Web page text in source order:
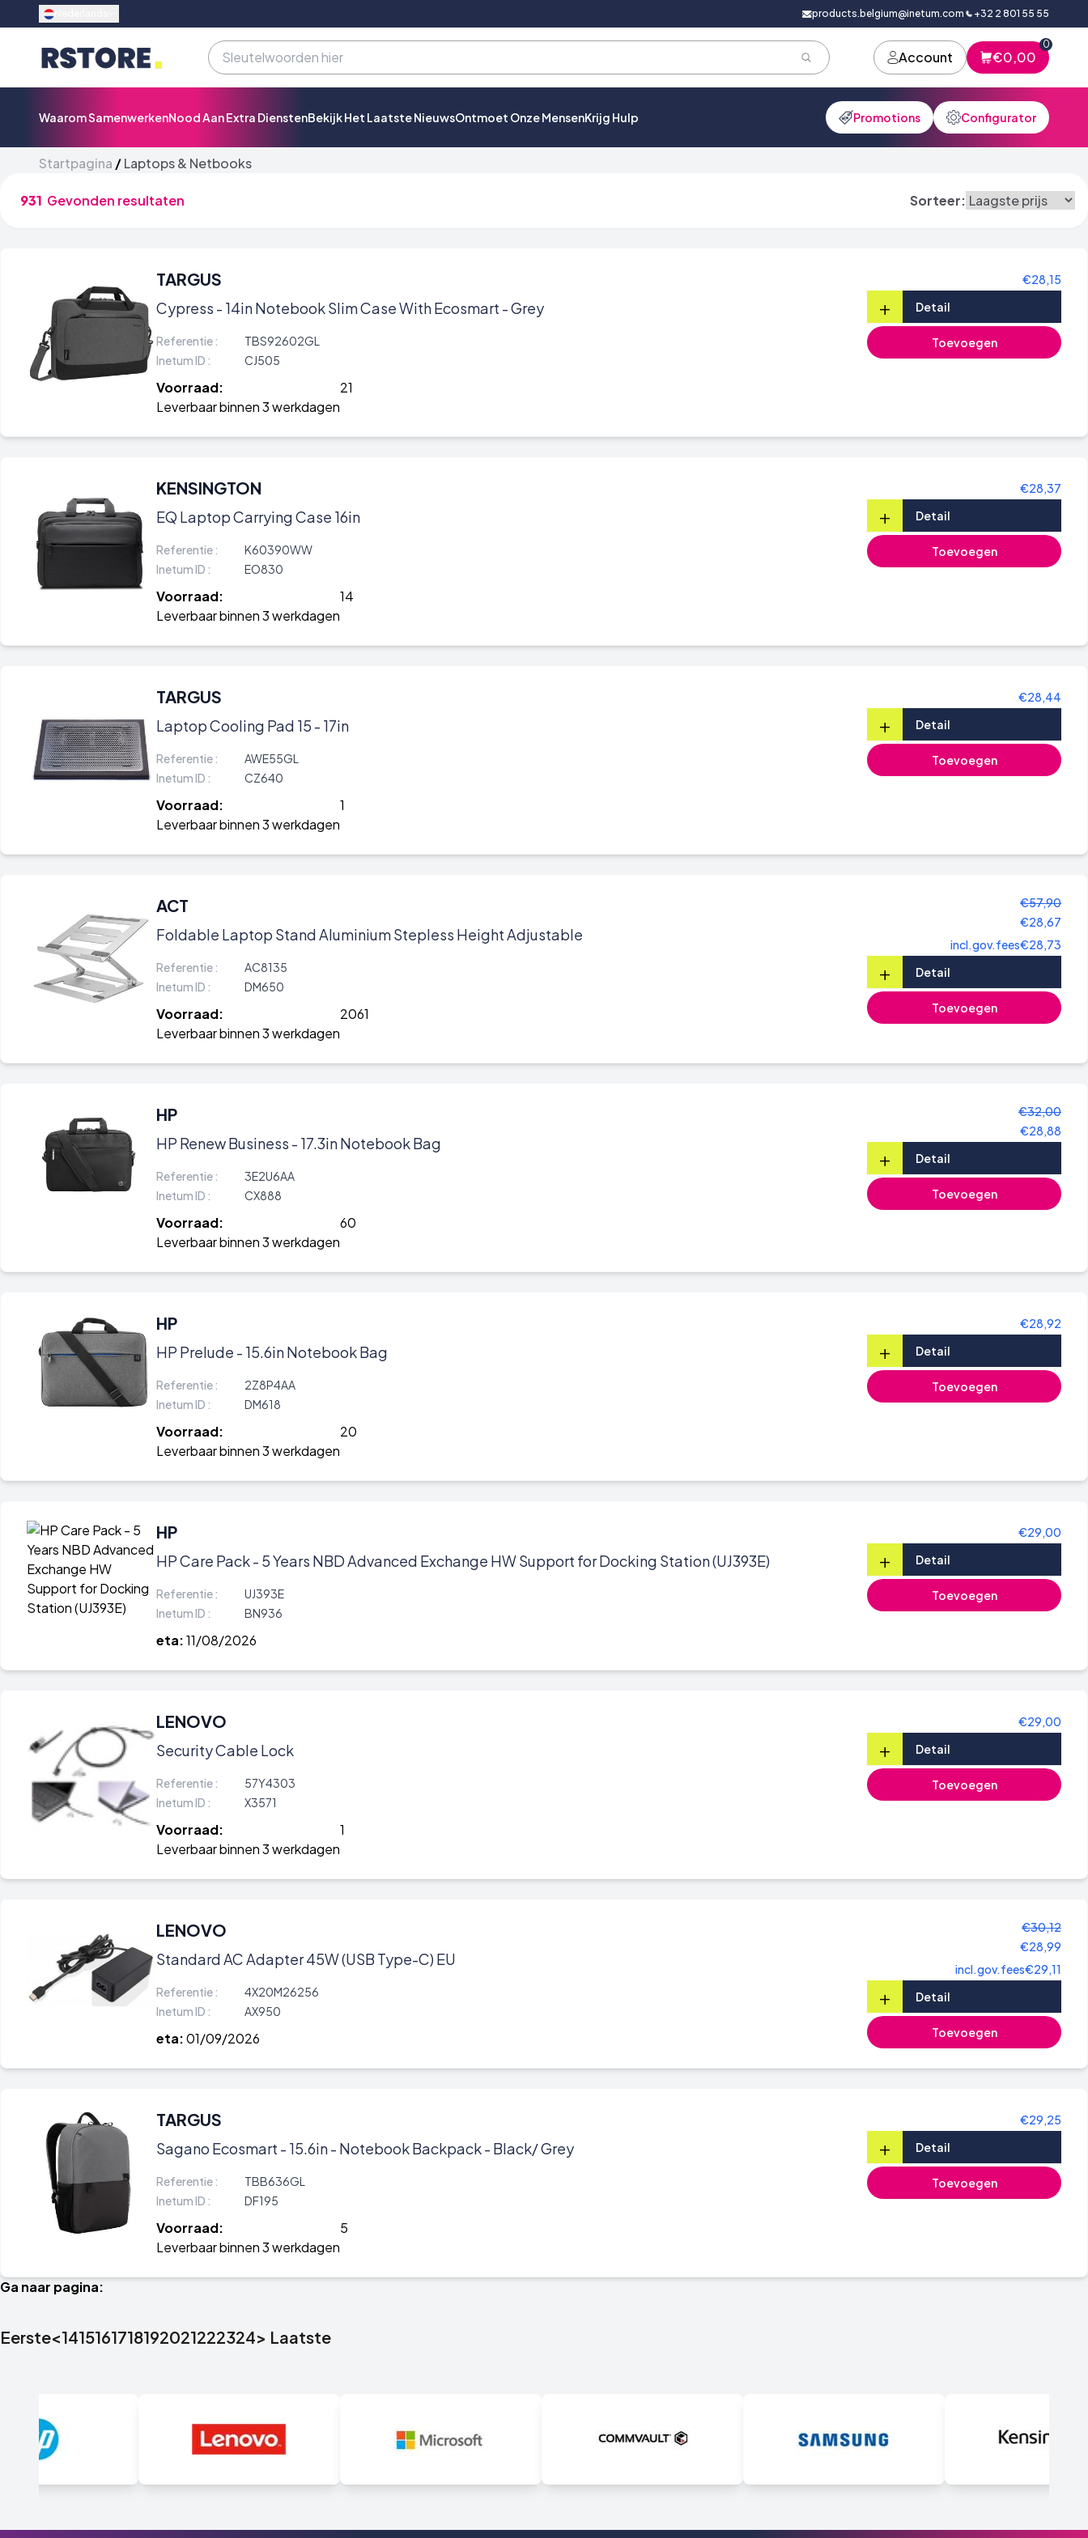
products.belgium@inetum.com +32 2 801 55 55
Account €0,00
0
Waarom SamenwerkenNood Aan Extra DienstenBekijk Het Laatste NieuwsOntmoet Onze MensenKrijg Hulp Promotions Configurator
Startpagina /Laptops & Netbooks
931 Gevonden resultaten Sorteer:
TARGUS
Cypress - 14in Notebook Slim Case With Ecosmart - Grey
Referentie :
TBS92602GL
Inetum ID :
CJ505
Voorraad:
21
Leverbaar binnen 3 werkdagen
€28,15
+ Detail
Toevoegen
KENSINGTON
EQ Laptop Carrying Case 16in
Referentie :
K60390WW
Inetum ID :
EO830
Voorraad:
14
Leverbaar binnen 3 werkdagen
€28,37
+ Detail
Toevoegen
TARGUS
Laptop Cooling Pad 15 - 17in
Referentie :
AWE55GL
Inetum ID :
CZ640
Voorraad:
1
Leverbaar binnen 3 werkdagen
€28,44
+ Detail
Toevoegen
ACT
Foldable Laptop Stand Aluminium Stepless Height Adjustable
Referentie :
AC8135
Inetum ID :
DM650
Voorraad:
2061
Leverbaar binnen 3 werkdagen
€57,90
€28,67
incl.gov.fees€28,73
+ Detail
Toevoegen
HP
HP Renew Business - 17.3in Notebook Bag
Referentie :
3E2U6AA
Inetum ID :
CX888
Voorraad:
60
Leverbaar binnen 3 werkdagen
€32,00
€28,88
+ Detail
Toevoegen
HP
HP Prelude - 15.6in Notebook Bag
Referentie :
2Z8P4AA
Inetum ID :
DM618
Voorraad:
20
Leverbaar binnen 3 werkdagen
€28,92
+ Detail
Toevoegen
HP
HP Care Pack - 5 Years NBD Advanced Exchange HW Support for Docking Station (UJ393E)
Referentie :
UJ393E
Inetum ID :
BN936
eta:11/08/2026
€29,00
+ Detail
Toevoegen
LENOVO
Security Cable Lock
Referentie :
57Y4303
Inetum ID :
X3571
Voorraad:
1
Leverbaar binnen 3 werkdagen
€29,00
+ Detail
Toevoegen
LENOVO
Standard AC Adapter 45W (USB Type-C) EU
Referentie :
4X20M26256
Inetum ID :
AX950
eta:01/09/2026
€30,12
€28,99
incl.gov.fees€29,11
+ Detail
Toevoegen
TARGUS
Sagano Ecosmart - 15.6in - Notebook Backpack - Black/ Grey
Referentie :
TBB636GL
Inetum ID :
DF195
Voorraad:
5
Leverbaar binnen 3 werkdagen
€29,25
+ Detail
Toevoegen
Ga naar pagina:
Eerste<1415161718192021222324> Laatste